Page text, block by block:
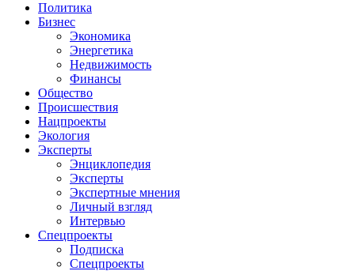
Политика
Бизнес
Экономика
Энергетика
Недвижимость
Финансы
Общество
Происшествия
Нацпроекты
Экология
Эксперты
Энциклопедия
Эксперты
Экспертные мнения
Личный взгляд
Интервью
Спецпроекты
Подписка
Спецпроекты